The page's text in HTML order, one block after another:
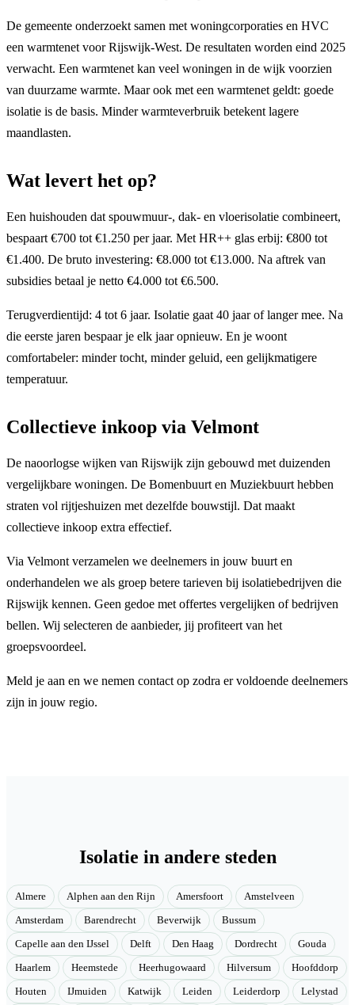
De gemeente onderzoekt samen met woningcorporaties en HVC
een warmtenet voor Rijswijk-West. De resultaten worden eind 2025
verwacht. Een warmtenet kan veel woningen in de wijk voorzien
van duurzame warmte. Maar ook met een warmtenet geldt: goede
isolatie is de basis. Minder warmteverbruik betekent lagere
maandlasten.
Wat levert het op?
Een huishouden dat spouwmuur-, dak- en vloerisolatie combineert,
bespaart €700 tot €1.250 per jaar. Met HR++ glas erbij: €800 tot
€1.400. De bruto investering: €8.000 tot €13.000. Na aftrek van
subsidies betaal je netto €4.000 tot €6.500.
Terugverdientijd: 4 tot 6 jaar. Isolatie gaat 40 jaar of langer mee. Na
die eerste jaren bespaar je elk jaar opnieuw. En je woont
comfortabeler: minder tocht, minder geluid, een gelijkmatigere
temperatuur.
Collectieve inkoop via Velmont
De naoorlogse wijken van Rijswijk zijn gebouwd met duizenden
vergelijkbare woningen. De Bomenbuurt en Muziekbuurt hebben
straten vol rijtjeshuizen met dezelfde bouwstijl. Dat maakt
collectieve inkoop extra effectief.
Via Velmont verzamelen we deelnemers in jouw buurt en
onderhandelen we als groep betere tarieven bij isolatiebedrijven die
Rijswijk kennen. Geen gedoe met offertes vergelijken of bedrijven
bellen. Wij selecteren de aanbieder, jij profiteert van het
groepsvoordeel.
Meld je aan en we nemen contact op zodra er voldoende deelnemers
zijn in jouw regio.
Isolatie in andere steden
Almere Alphen aan den Rijn Amersfoort Amstelveen
Amsterdam Barendrecht Beverwijk Bussum
Capelle aan den IJssel Delft Den Haag Dordrecht Gouda
Haarlem Heemstede Heerhugowaard Hilversum Hoofddorp
Houten IJmuiden Katwijk Leiden Leiderdorp Lelystad